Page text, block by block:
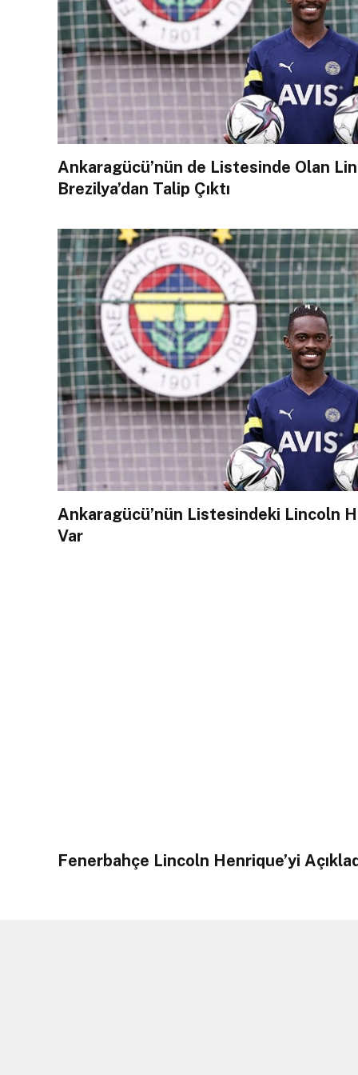
Ankaragücü’nün de Listesinde Olan
Brezilya’dan Talip Çıktı
Ankaragücü’nün Listesindeki Lincoln
Var
Fenerbahçe Lincoln Henrique’yi